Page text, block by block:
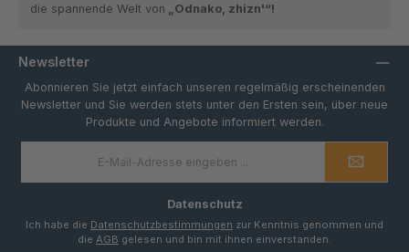
die spannende Welt von „Odnako, zhizn'“!
Newsletter
Abonnieren Sie jetzt einfach unseren regelmäßig erscheinenden
Newsletter und Sie werden stets unter den Ersten sein, über neue
Produkte und Angebote informiert werden.
Datenschutz
Ich habe die Datenschutzbestimmungen zur Kenntnis genommen und
die AGB gelesen und bin mit ihnen einverstanden.